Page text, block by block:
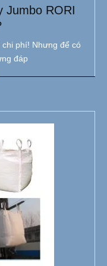
Jumbo RORI
phí! Nhưng để có
đáp